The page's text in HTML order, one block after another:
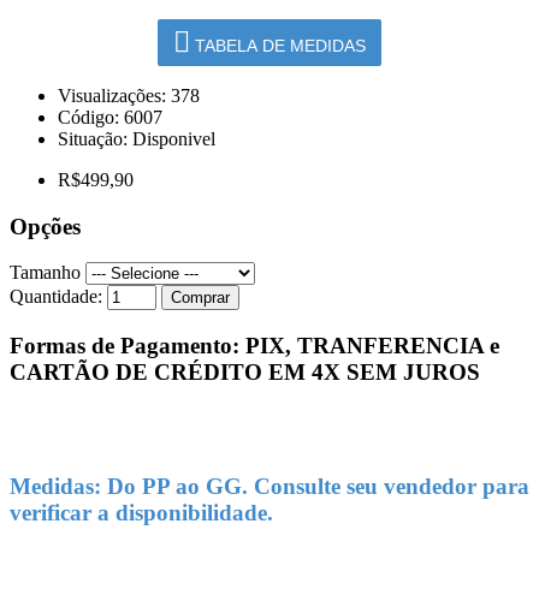
TABELA DE MEDIDAS
Visualizações: 378
Código: 6007
Situação: Disponivel
R$499,90
Opções
Tamanho
Quantidade:
Comprar
Formas de Pagamento: PIX, TRANFERENCIA e
CARTÃO DE CRÉDITO EM 4X SEM JUROS
Medidas: Do PP ao GG. Consulte seu vendedor para
verificar a disponibilidade.